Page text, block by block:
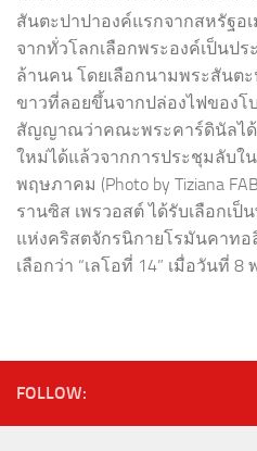
สันตะปาปาองค์แรกจากสหรัฐอ
จากทั่วโลกเลือกพระองค์เป็นป
ล้านคน โดยเลือกนามพระสันตะ
ขาวที่ลอยขึ้นจากปล่องไฟของโ
สัญญาณว่าคณะพระคาร์ดินัลได้
ใหม่ได้แล้วจากการประชุมลับใ
พฤษภาคม (Photo by Tiziana
รานซิส เพรวอสต์ ได้รับเลือกเ
แห่งคริสตจักรนิกายโรมันคาท
เลือกว่า “เลโอที่ 14” เมื่อวันที่ 8
FOLLOW: